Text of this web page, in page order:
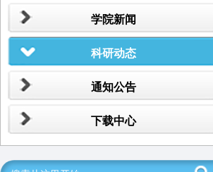
学院新闻
科研动态
通知公告
下载中心